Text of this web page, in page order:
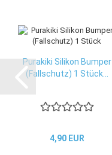
Purakiki Silikon Bumper
(Fallschutz) 1 Stück...
4,90 EUR